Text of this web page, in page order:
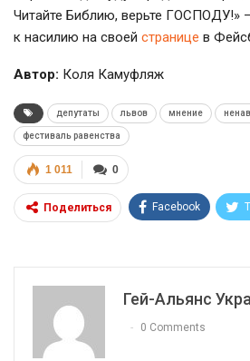
Читайте Библию, верьте ГОСПОДУ!»
к насилию на своей странице в
Автор: Коля Камуфляж
депутаты львов мнение
фестиваль равенства
0
1 011
Поделиться Facebook
Гей-Альянс
0 Comments